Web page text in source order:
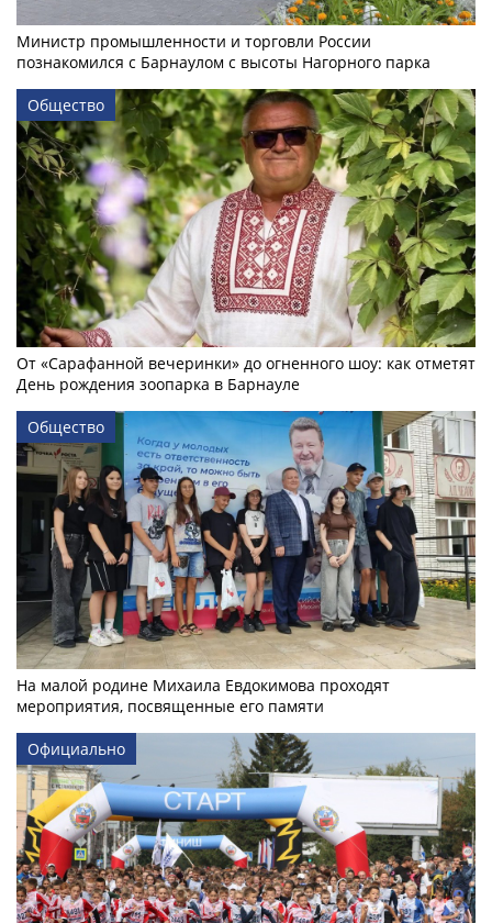
Министр промышленности и торговли России
познакомился с Барнаулом с высоты Нагорного парка
Общество
От «Сарафанной вечеринки» до огненного шоу: как отметят
День рождения зоопарка в Барнауле
Общество
На малой родине Михаила Евдокимова проходят
мероприятия, посвященные его памяти
Официально